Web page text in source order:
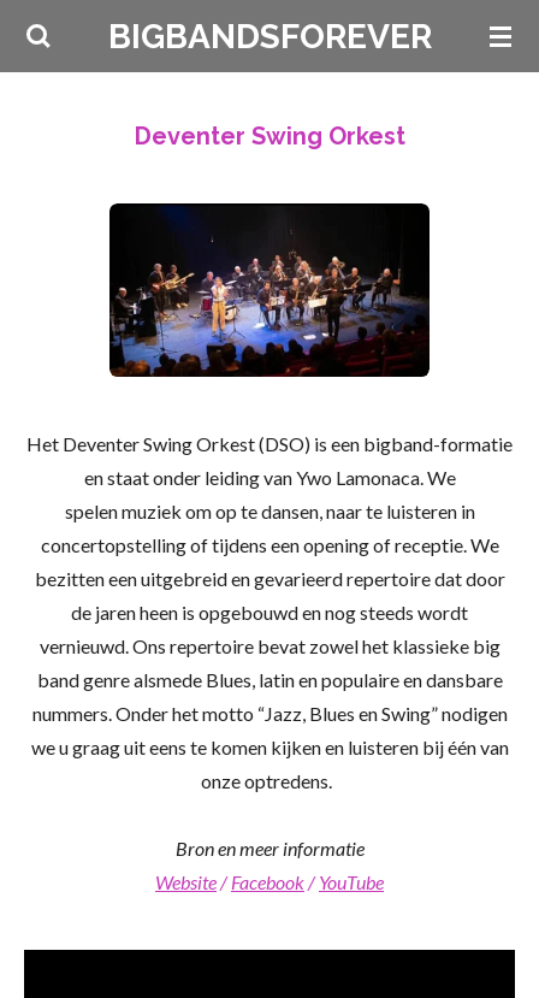
Ga
BIGBANDSFOREVER
Deventer Swing Orkest
Het Deventer Swing Orkest (DSO) is een bigband-formatie
enstaat onder leiding van Ywo Lamonaca.We
spelenmuziek om op te dansen, naar te luisteren in
concertopstelling of tijdens een opening of receptie.We
bezitten een uitgebreid en gevarieerd repertoire dat door
de jaren heen is opgebouwd en nog steeds wordt
vernieuwd.Ons repertoire bevat zowel het klassieke big
band genre alsmede Blues, latin en populaire en dansbare
nummers. Onder het motto “Jazz, Blues en Swing” nodigen
we u graag uit eens te komen kijken en luisteren bij één van
onze optredens.
Bron en meer informatie
Website/Facebook/YouTube